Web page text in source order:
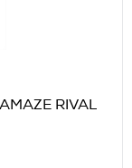
RIVAL